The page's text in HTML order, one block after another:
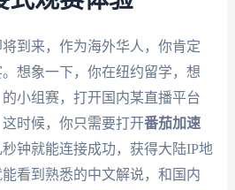
到来，作为海外华人，你肯定
想象一下，你在纽约留学，想
小组赛，打开国内某直播平台
时候，你只需要打开番茄加速
钟就能连接成功，获得大陆IP地
看到熟悉的中文解说，和国内